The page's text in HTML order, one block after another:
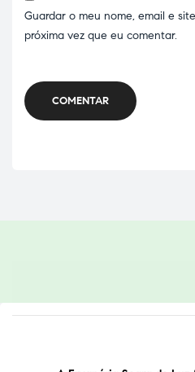
Guardar o meu nome, email e
próxima vez que eu comentar.
COMENTAR